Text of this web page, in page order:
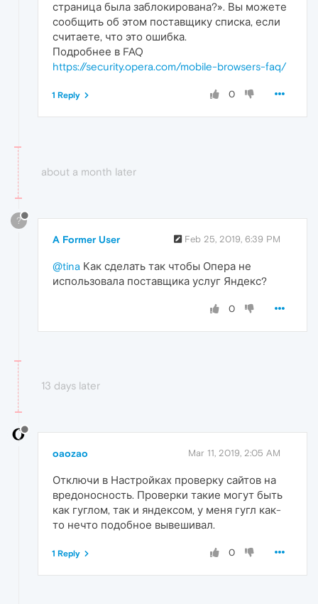
страница была заблокирована?». Вы можете
сообщить об этом поставщику списка, если
считаете, что это ошибка.
Подробнее в FAQ
https://security.opera.com/mobile-browsers-faq/
0
1 Reply
about a month later
?
A Former User Feb 25, 2019, 6:39 PM
@tina Как сделать так чтобы Опера не
использовала поставщика услуг Яндекс?
0
13 days later
oaozao Mar 11, 2019, 2:05 AM
Отключи в Настройках проверку сайтов на
вредоносность. Проверки такие могут быть
как гуглом, так и яндексом, у меня гугл как-
то нечто подобное вывешивал.
0
1 Reply